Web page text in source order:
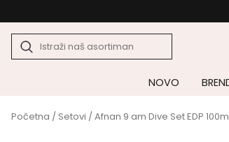
NOVO
Početna / Setovi / Afnan 9 am Dive Set EDP